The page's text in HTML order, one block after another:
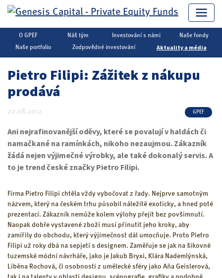
O GPEF Náš tým Investování s námi Naše fondy
Naše portfolio Zodpovědné investování Aktuality a média
Pietro Filipi: Zážitek z nákupu
prodává
22.08.2012 GPEF
Ani nejrafinovanější oděvy, které se povalují v haldách či
namačkané na ramínkách, nikoho nezaujmou. Zákazník
žádá nejen výjimečné výrobky, ale také dokonalý servis. A
to je trend české značky Pietro Filipi.
Firma Pietro Filipi chtěla vždy vybočovat z řady. Nejprve samotným
názvem, který na českém trhu působil náležitě exoticky, a hned poté
prezentací. Zákazník nemůže kolem výlohy přejít bez povšimnutí.
Naopak dobře vystavené zboží musí přinutit jeho kroky, aby
zamířily do obchodu, který výjimečnost dál umocňuje. Proto Pietro
Filipi už roky dbá na sepjetí s designem. Zaměřuje se jak na šikovné
tuzemské módní návrháře, jako je Jakub Bryxi, Klára Nademlýnská,
Liběna Rochová, či osobnosti z umělecké sféry jako Aňa Geislerová,